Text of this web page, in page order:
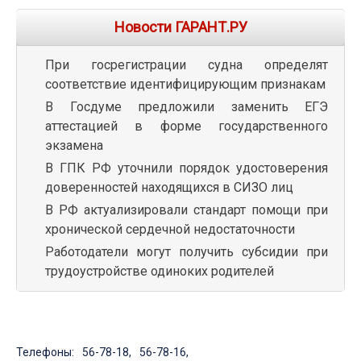
Новости ГАРАНТ.РУ
При госрегистрации судна определят
соответствие идентифицирующим признакам
В Госдуме предложили заменить ЕГЭ
аттестацией в форме государственного
экзамена
В ГПК РФ уточнили порядок удостоверения
доверенностей находящихся в СИЗО лиц
В РФ актуализировали стандарт помощи при
хронической сердечной недостаточности
Работодатели могут получить субсидии при
трудоустройстве одиноких родителей
Телефоны: 56-78-18, 56-78-16,